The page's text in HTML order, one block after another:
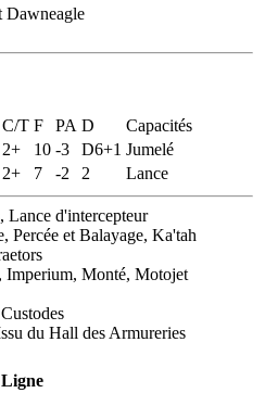
Dawneagle
C/T F PA D
Capacités
2+ 10 -3 D6+1 Jumelé
2+ 7 -2 2 Lance
Lance d'intercepteur
Percée et Balayage, Ka'tah
Imperium, Monté, Motojet
du Hall des Armureries
Ligne